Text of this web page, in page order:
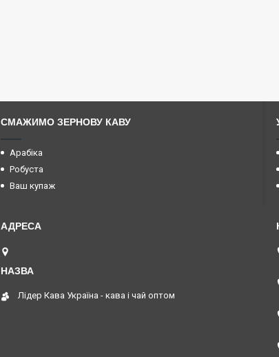
СМАЖИМО ЗЕРНОВУ КАВУ
Арабіка
Робуста
Ваш купаж
Лідер Кава Україна - кава і чай оптом